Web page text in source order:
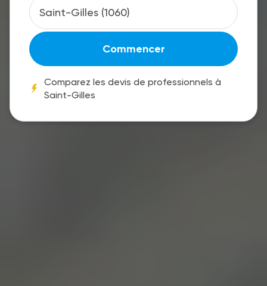
Commencer
Comparez les devis de professionnels à
Saint-Gilles